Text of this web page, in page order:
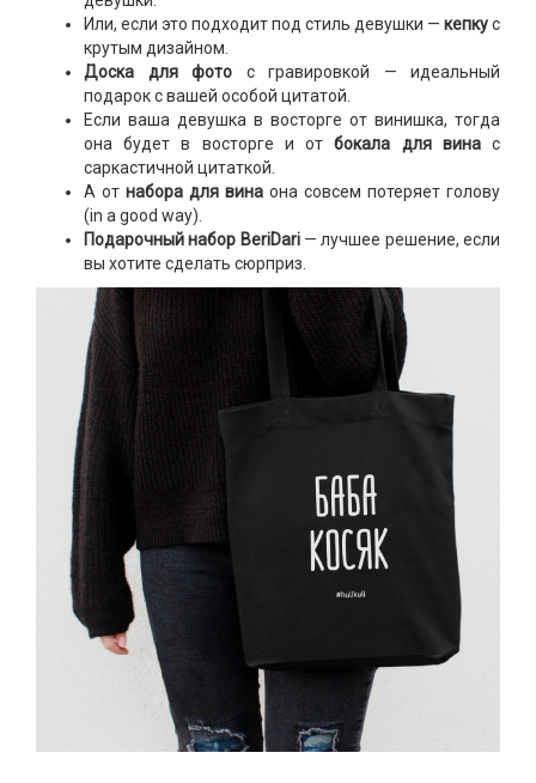
Или, если это подходит под стиль девушки — кепкус
крутым дизайном.
Доска для фото с гравировкой — идеальный
подарок с вашей особой цитатой.
Если ваша девушка в восторге от винишка, тогда
она будет в восторге и отбокала для винас
саркастичной цитаткой.
А от набора для вина она совсем потеряет голову
(in a good way).
Подарочный набор BeriDari— лучшее решение, если
вы хотите сделать сюрприз.